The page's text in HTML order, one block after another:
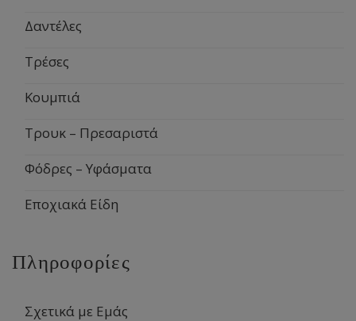
Δαντέλες
Τρέσες
Κουμπιά
Τρουκ – Πρεσαριστά
Φόδρες – Υφάσματα
Εποχιακά Είδη
Πληροφορίες
Σχετικά με Εμάς